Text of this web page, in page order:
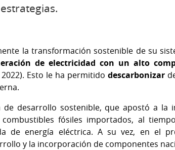
la transformación sostenible de su
de electricidad con un alto
Esto le ha permitido descarbonizar
desarrollo sostenible, que apostó a la
fósiles importados, al
de energía eléctrica. A su vez, en el
y la incorporación de componentes